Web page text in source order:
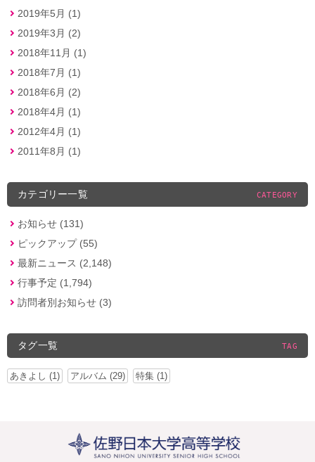
2019年5月 (1)
2019年3月 (2)
2018年11月 (1)
2018年7月 (1)
2018年6月 (2)
2018年4月 (1)
2012年4月 (1)
2011年8月 (1)
カテゴリー一覧 CATEGORY
お知らせ (131)
ピックアップ (55)
最新ニュース (2,148)
行事予定 (1,794)
訪問者別お知らせ (3)
タグ一覧 TAG
あきよし (1) アルバム (29) 特集 (1)